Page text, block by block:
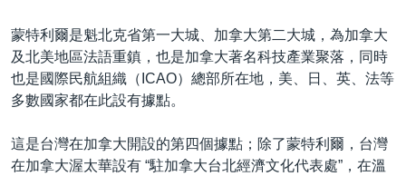
蒙特利爾是魁北克省第一大城、加拿大第二大城，為加拿大
及北美地區法語重鎮，也是加拿大著名科技產業聚落，同時
也是國際民航組織（ICAO）總部所在地，美、日、英、法等
多數國家都在此設有據點。
這是台灣在加拿大開設的第四個據點；除了蒙特利爾，台灣
在加拿大渥太華設有 “駐加拿大台北經濟文化代表處”，在溫